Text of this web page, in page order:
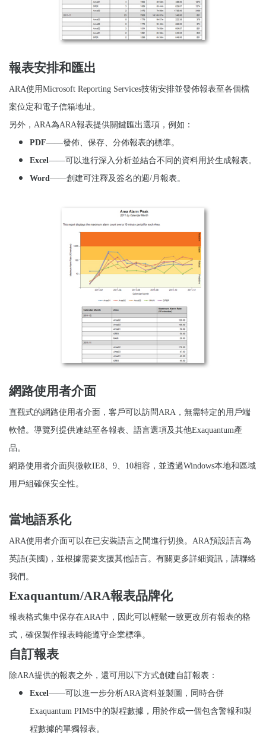
報表安排和匯出
ARA使用Microsoft Reporting Services技術安排並發佈報表至各個檔
案位定和電子信箱地址。
另外， ARA為ARA報表提供關鍵匯出選項，例如：
PDF——發佈、保存、分佈報表的標準。
Excel ——可以進行深入分析並結合不同的資料用於生成報表。
Word ——創建可注釋及簽名的週 / 月報表。
網路使用者介面
直觀式的網路使用者介面 ，客戶可以訪問ARA ，無需特定的用戶端
軟體。導覽列提供連結至各報表、語言選項及其他Exaquantum產
品。
網路使用者介面與微軟IE8、 9、 10相容，並透過Windows本地和區域
用戶組確保安全性。
當地語系化
ARA使用者介面可以在已安裝語言之間進行切換。 ARA預設語言為
英語(美國) ，並根據需要支援其他語言。有關更多詳細資訊，請聯絡
我們。
Exaquantum/ARA報表品牌化
報表格式集中保存在ARA中，因此可以輕鬆一致更改所有報表的格
式，確保製作報表時能遵守企業標準。
自訂報表
除ARA提供的報表之外，還可用以下方式創建自訂報表：
Excel——可以進一步分析ARA資料並製圖，同時合併
Exaquantum PIMS中的製程數據，用於作成一個包含警報和製
程數據的單獨報表。